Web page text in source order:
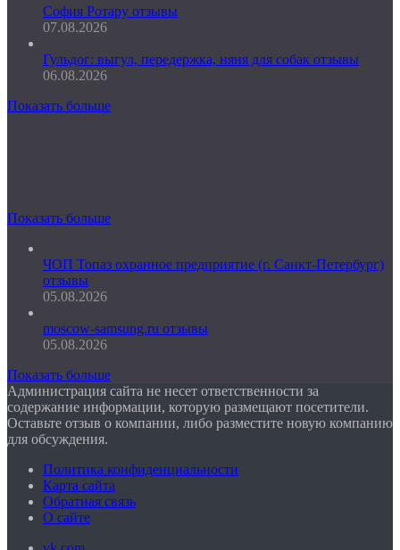
София Ротару отзывы
07.08.2026
Гульдог: выгул, передержка, няня для собак отзывы
06.08.2026
Показать больше
Показать больше
ЧОП Топаз охранное предприятие (г. Санкт-Петербург)
отзывы
05.08.2026
moscow-samsung.ru отзывы
05.08.2026
Показать больше
Администрация сайта не несет ответственности за
содержание информации, которую размещают посетители.
Оставьте отзыв о компании, либо разместите новую компанию
для обсуждения.
Политика конфиденциальности
Карта сайта
Обратная связь
О сайте